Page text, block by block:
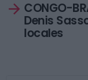
CONGO-
Denis
locales